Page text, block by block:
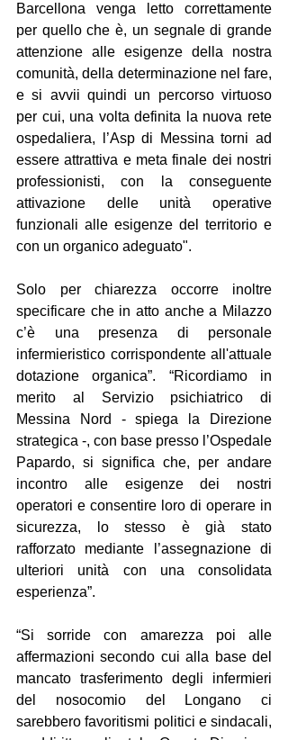
Barcellona venga letto correttamente
per quello che è, un segnale di grande
attenzione alle esigenze della nostra
comunità, della determinazione nel fare,
e si avvii quindi un percorso virtuoso
per cui, una volta definita la nuova rete
ospedaliera, l’Asp di Messina torni ad
essere attrattiva e meta finale dei nostri
professionisti, con la conseguente
attivazione delle unità operative
funzionali alle esigenze del territorio e
con un organico adeguato".
Solo per chiarezza occorre inoltre
specificare che in atto anche a Milazzo
c’è una presenza di personale
infermieristico corrispondente all'attuale
dotazione organica”. “Ricordiamo in
merito al Servizio psichiatrico di
Messina Nord - spiega la Direzione
strategica -, con base presso l’Ospedale
Papardo, si significa che, per andare
incontro alle esigenze dei nostri
operatori e consentire loro di operare in
sicurezza, lo stesso è già stato
rafforzato mediante l’assegnazione di
ulteriori unità con una consolidata
esperienza”.
“Si sorride con amarezza poi alle
affermazioni secondo cui alla base del
mancato trasferimento degli infermieri
del nosocomio del Longano ci
sarebbero favoritismi politici e sindacali,